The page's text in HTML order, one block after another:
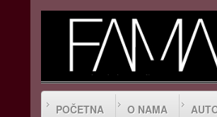
POČETNA O NAMA